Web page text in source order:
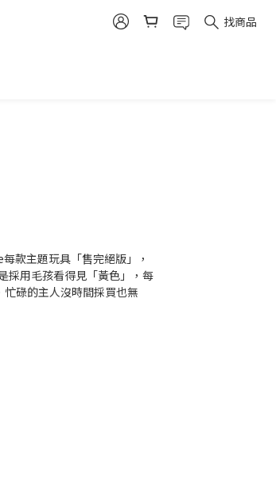
找商品
款主題玩具「售完絕版」，
採用毛孩看得見「黃色」，每
碌的主人沒時間採買也無